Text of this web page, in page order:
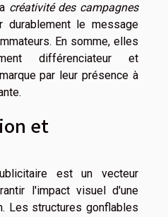
créativité des campagnes
le message
En somme, elles
différenciateur et
par leur présence à
et
est un vecteur
l'impact visuel d'une
Les structures gonflables